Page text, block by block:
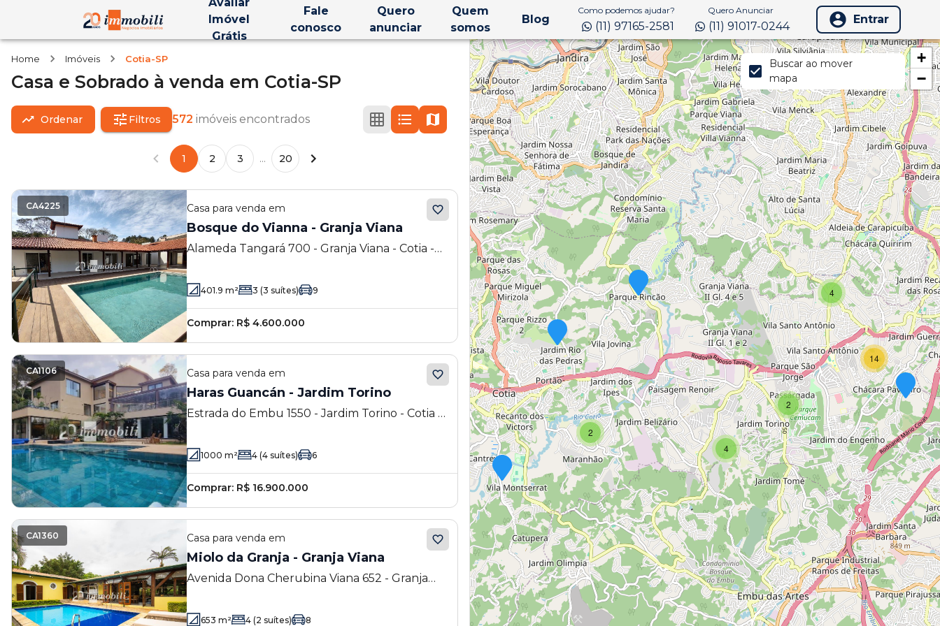
Imóvel
Grátis
Fale
conosco
Quero
anunciar
Quem
somos
Blog
Como podemos ajudar?
(11) 97165-2581
Quero Anunciar
(11) 91017-0244 Entrar
Home Imóveis Cotia-SP
Casa e Sobrado à venda em Cotia-SP
Ordenar Filtros 572 imóveis encontrados
1 2 3 ... 20
CA4225 Casa para venda em
Bosque do Vianna - Granja Viana
Alameda Tangará 700 - Granja Viana - Cotia -
401.9 m² 3 (3 suítes) 9
Comprar: R$ 4.600.000
CA1106 Casa para venda em
Haras Guancán - Jardim Torino
Estrada do Embu 1550 - Jardim Torino - Cotia -
1000 m² 4 (4 suítes) 6
Comprar: R$ 16.900.000
CA1360 Casa para venda em
Miolo da Granja - Granja Viana
Avenida Dona Cherubina Viana 652 - Granja
653 m² 4 (2 suítes) 8
4
2
2
4
14
+
−
Buscar ao mover
mapa